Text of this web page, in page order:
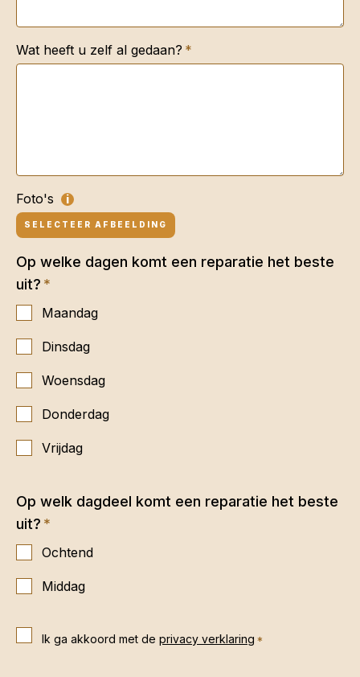
Wat heeft u zelf al gedaan?
Foto's i
SELECTEER AFBEELDING
Op welke dagen komt een reparatie het beste
uit?
Maandag
Dinsdag
Woensdag
Donderdag
Vrijdag
Op welk dagdeel komt een reparatie het beste
uit?
Ochtend
Middag
Ik ga akkoord met de privacy verklaring